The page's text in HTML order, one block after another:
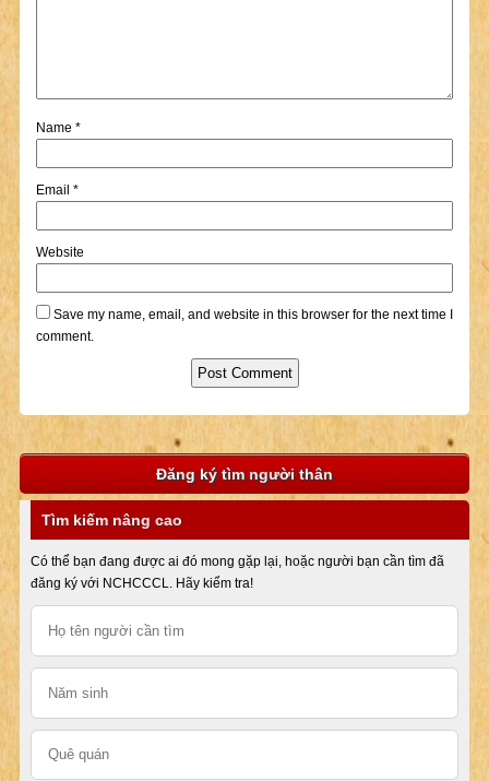
Name *
Email *
Website
Save my name, email, and website in this browser for the next time I
comment.
Đăng ký tìm người thân
Tìm kiếm nâng cao
Có thể bạn đang được ai đó mong gặp lại, hoặc người bạn cần tìm đã
đăng ký với NCHCCCL. Hãy kiểm tra!